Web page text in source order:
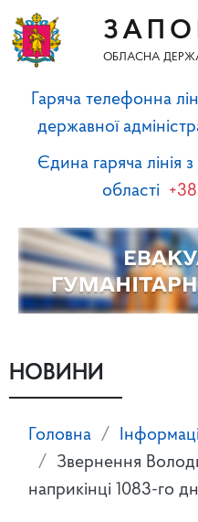
ОБЛАСНА
Гаряча телефонна
державної
Єдина гаряча лінія з
області
НОВИНИ
Головна
Звернення
наприкінці 1083-го